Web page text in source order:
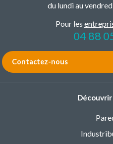
du lundi au
Pour les
04 88
Contactez-nous